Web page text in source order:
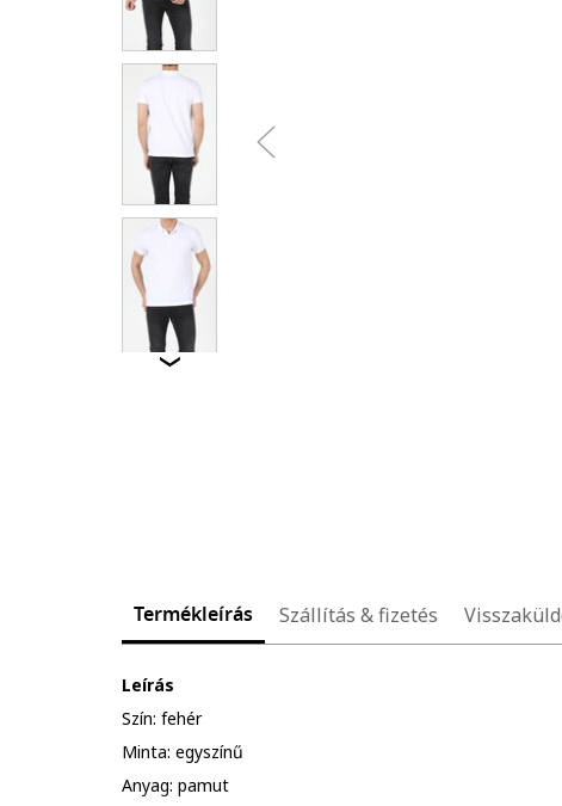
Termékleírás Szállítás & fizetés
Leírás
Szín: fehér
Minta: egyszínű
Anyag: pamut